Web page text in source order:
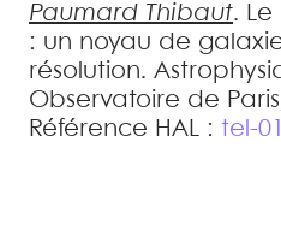
Paumard Thibaut.
: un noyau de
résolution.
Observatoire de
Référence HAL : tel-